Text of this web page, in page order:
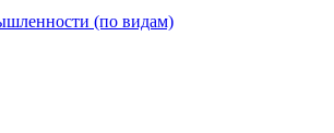
(по видам)